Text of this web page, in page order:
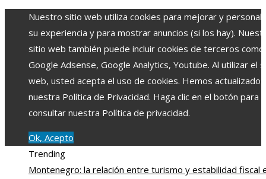
Nuestro sitio web utiliza cookies para mejorar y
su experiencia y para mostrar anuncios (si los hay).
sitio web también puede incluir cookies de terceros como
Google Adsense, Google Analytics, Youtube. Al utilizar el
web, usted acepta el uso de cookies. Hemos actualizado
nuestra Política de Privacidad. Haga clic en el botón para
consultar nuestra Política de privacidad.
Ok, Acepto
Trending
Montenegro: la relación entre turismo y estabilidad fiscal